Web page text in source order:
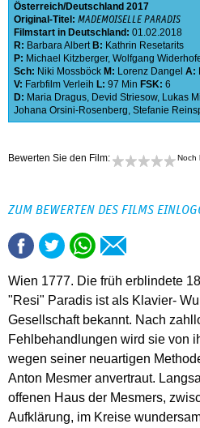
Österreich Deutschland 2017
Original-Titel: MADEMOISELLE PARADIS
Filmstart in Deutschland: 01.02.2018
R: Barbara Albert B: Kathrin Resetarits
P: Michael Kitzberger, Wolfgang
Sch: Niki Mossböck M: Lorenz Dangel A:
V: Farbfilm Verleih L: 97 Min FSK: 6
D: Maria Dragus, Devid Striesow, Lukas
Johana Orsini-Rosenberg, Stefanie
Bewerten Sie den Film: Noch
ZUM BEWERTEN DES FILMS
Wien 1777. Die früh erblindete
"Resi" Paradis ist als Klavier-
Gesellschaft bekannt. Nach
Fehlbehandlungen wird sie von
wegen seiner neuartigen
Anton Mesmer anvertraut.
offenen Haus der Mesmers,
Aufklärung, im Kreise